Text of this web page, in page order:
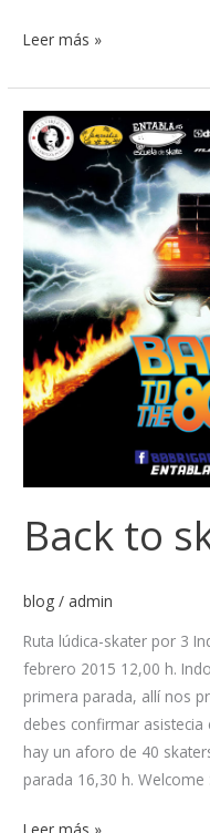
Leer más »
Back to
blog / admin
Ruta lúdica-skater por 3
febrero 2015 12,00 h.
primera parada, allí nos
debes confirmar
hay un aforo de 40
parada 16,30 h.
Back
to
skatefari